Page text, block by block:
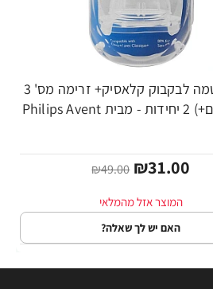
אוונט פטמה לבקבוק קלאסיק+ זרימה מס' 3
₪31.00
₪49.00
האם יש לך שאלה?